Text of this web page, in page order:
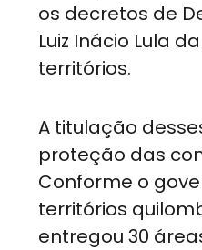
os decretos de
Luiz Inácio Lula
territórios.
A titulação
proteção das
Conforme o
territórios
entregou 30